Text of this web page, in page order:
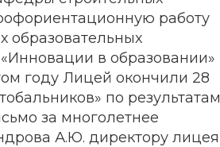
работу
образовательных
в образовании»
году Лицей окончили 28
по результатам
за многолетнее
А.Ю. директору лицея